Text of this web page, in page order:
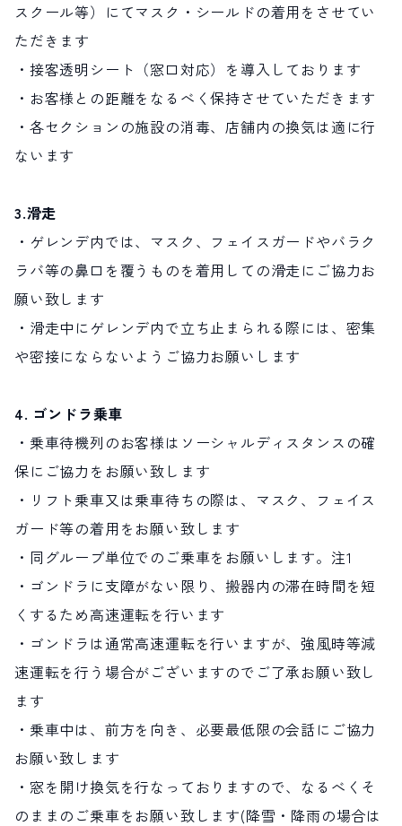
スクール等）にてマスク・シールドの着用をさせてい
ただきます
・接客透明シート（窓口対応）を導入しております
・お客様との距離をなるべく保持させていただきます
・各セクションの施設の消毒、店舗内の換気は適に行
ないます
3.滑走
・ゲレンデ内では、マスク、フェイスガードやバラク
ラバ等の鼻口を覆うものを着用しての滑走にご協力お
願い致します
・滑走中にゲレンデ内で立ち止まられる際には、密集
や密接にならないようご協力お願いします
4. ゴンドラ乗車
・乗車待機列のお客様はソーシャルディスタンスの確
保にご協力をお願い致します
・リフト乗車又は乗車待ちの際は、マスク、フェイス
ガード等の着用をお願い致します
・同グループ単位でのご乗車をお願いします。注1
・ゴンドラに支障がない限り、搬器内の滞在時間を短
くするため高速運転を行います
・ゴンドラは通常高速運転を行いますが、強風時等減
速運転を行う場合がございますのでご了承お願い致し
ます
・乗車中は、前方を向き、必要最低限の会話にご協力
お願い致します
・窓を開け換気を行なっておりますので、なるべくそ
のままのご乗車をお願い致します(降雪・降雨の場合は